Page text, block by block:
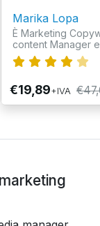
Marika Lopa
È Marketing
content Manager
€19,89+IVA